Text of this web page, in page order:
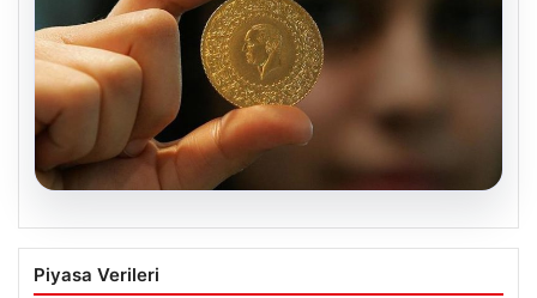
Altın fiyatları canlı grafik 22 Mayıs: Altın
fiyatları ne oldu, düştü mü, çıktı mı?
Piyasa Verileri